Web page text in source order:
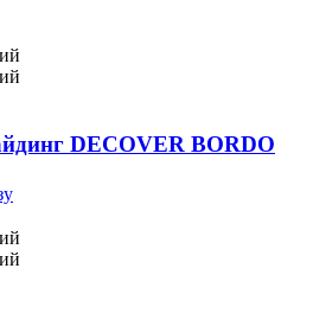
DECOVER BORDO